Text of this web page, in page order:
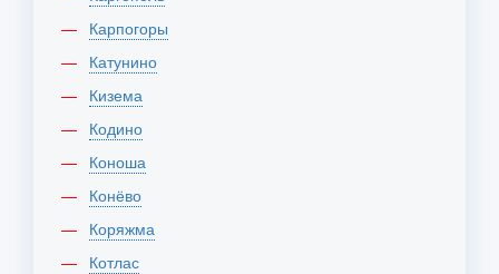
Карпогоры
Катунино
Кизема
Кодино
Коноша
Конёво
Коряжма
Котлас